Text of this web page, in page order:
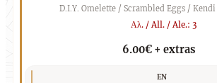
D.I.Y. Omelette / Scrambled Eggs /
Αλ. / All. / Ale.: 3
6.00€ + extras
EN